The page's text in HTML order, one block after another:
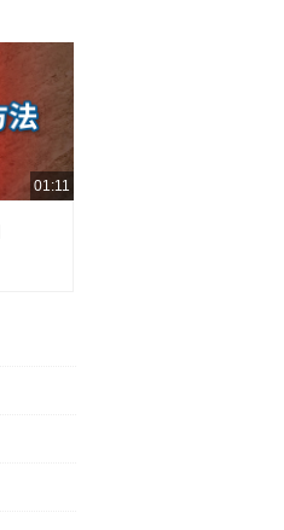
01:11